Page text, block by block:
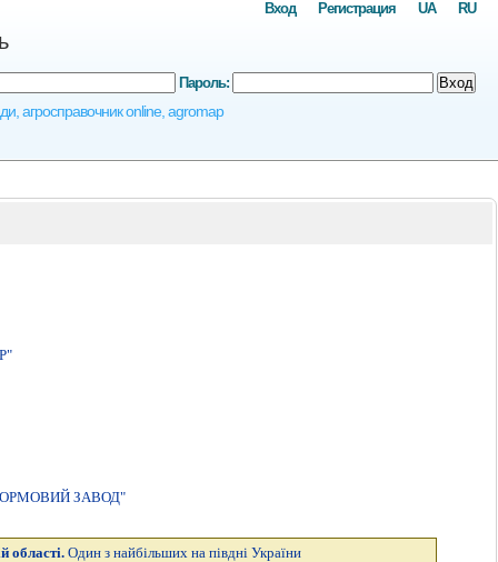
агросправочник online, agromap
RU
UA
Регистрация
Вход
Пароль: Вход
ЗАВОД"
області. Один з найбільших на півдні України